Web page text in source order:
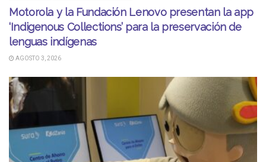
Motorola y la Fundación Lenovo presentan la app
‘Indigenous Collections’ para la preservación de
lenguas indígenas
AGOSTO 3, 2026